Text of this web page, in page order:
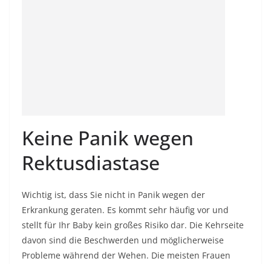
Keine Panik wegen
Rektusdiastase
Wichtig ist, dass Sie nicht in Panik wegen der
Erkrankung geraten. Es kommt sehr häufig vor und
stellt für Ihr Baby kein großes Risiko dar. Die Kehrseite
davon sind die Beschwerden und möglicherweise
Probleme während der Wehen. Die meisten Frauen